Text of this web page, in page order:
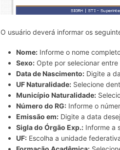
O usuário deverá informar os
Nome: Informe o nome
Sexo: Opte por selecionar entre
Data de Nascimento: Digite a
UF Naturalidade: Selecione
Município Naturalidade:
Número do RG: Informe o
Emissão em: Digite a data
Sigla do Órgão Exp.: Informe a
UF: Escolha a unidade